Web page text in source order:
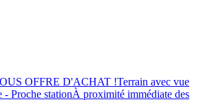
OFFRE D'ACHAT !Terrain avec vue
- Proche stationÀ proximité immédiate des